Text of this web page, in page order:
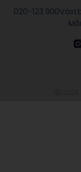
020-123 900